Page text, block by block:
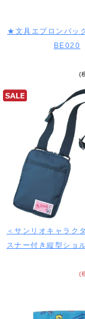
★文具エプロンバッ
BE020
(
＜サンリオキャラク
スナー付き縦型ショ
(